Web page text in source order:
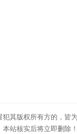
其版权所有方的，皆
站核实后将立即删除